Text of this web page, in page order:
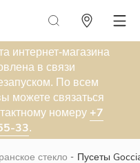
интернет-магазина
в связи
По всем
можете связаться
номеру +7
33.
стекло Пусеты